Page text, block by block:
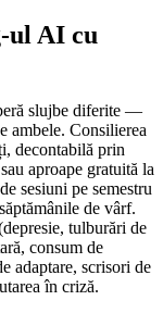
ul AI cu
slujbe diferite —
ambele. Consilierea
decontabilă prin
aproape gratuită la
sesiuni pe semestru
de vârf.
tulburări de
consum de
adaptare, scrisori de
în criză.